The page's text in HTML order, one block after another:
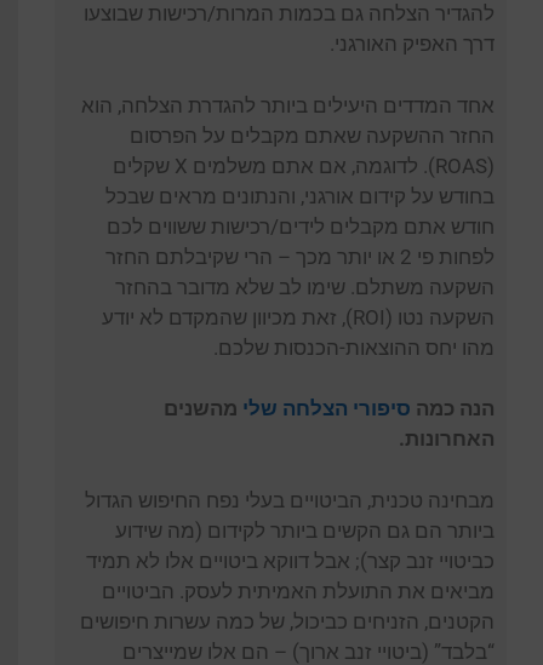
להגדיר הצלחה גם בכמות המרות/רכישות שבוצעו
דרך האפיק האורגני.
אחד המדדים היעילים ביותר להגדרת הצלחה, הוא
החזר ההשקעה שאתם מקבלים על הפרסום
(ROAS). לדוגמה, אם אתם משלמים X שקלים
בחודש על קידום אורגני, והנתונים מראים שבכל
חודש אתם מקבלים לידים/רכישות ששווים לכם
לפחות פי 2 או יותר מכך – הרי שקיבלתם החזר
השקעה משתלם. שימו לב שלא מדובר בהחזר
השקעה נטו (ROI), זאת מכיוון שהמקדם לא יודע
מהו יחס ההוצאות-הכנסות שלכם.
הנה כמה סיפורי הצלחה שלי מהשנים
האחרונות.
מבחינה טכנית, הביטויים בעלי נפח החיפוש הגדול
ביותר הם גם הקשים ביותר לקידום (מה שידוע
כביטויי זנב קצר); אבל דווקא ביטויים אלו לא תמיד
מביאים את התועלת האמיתית לעסק. הביטויים
הקטנים, הזניחים כביכול, של כמה עשרות חיפושים
“בלבד” (ביטויי זנב ארוך) – הם אלו שמייצרים